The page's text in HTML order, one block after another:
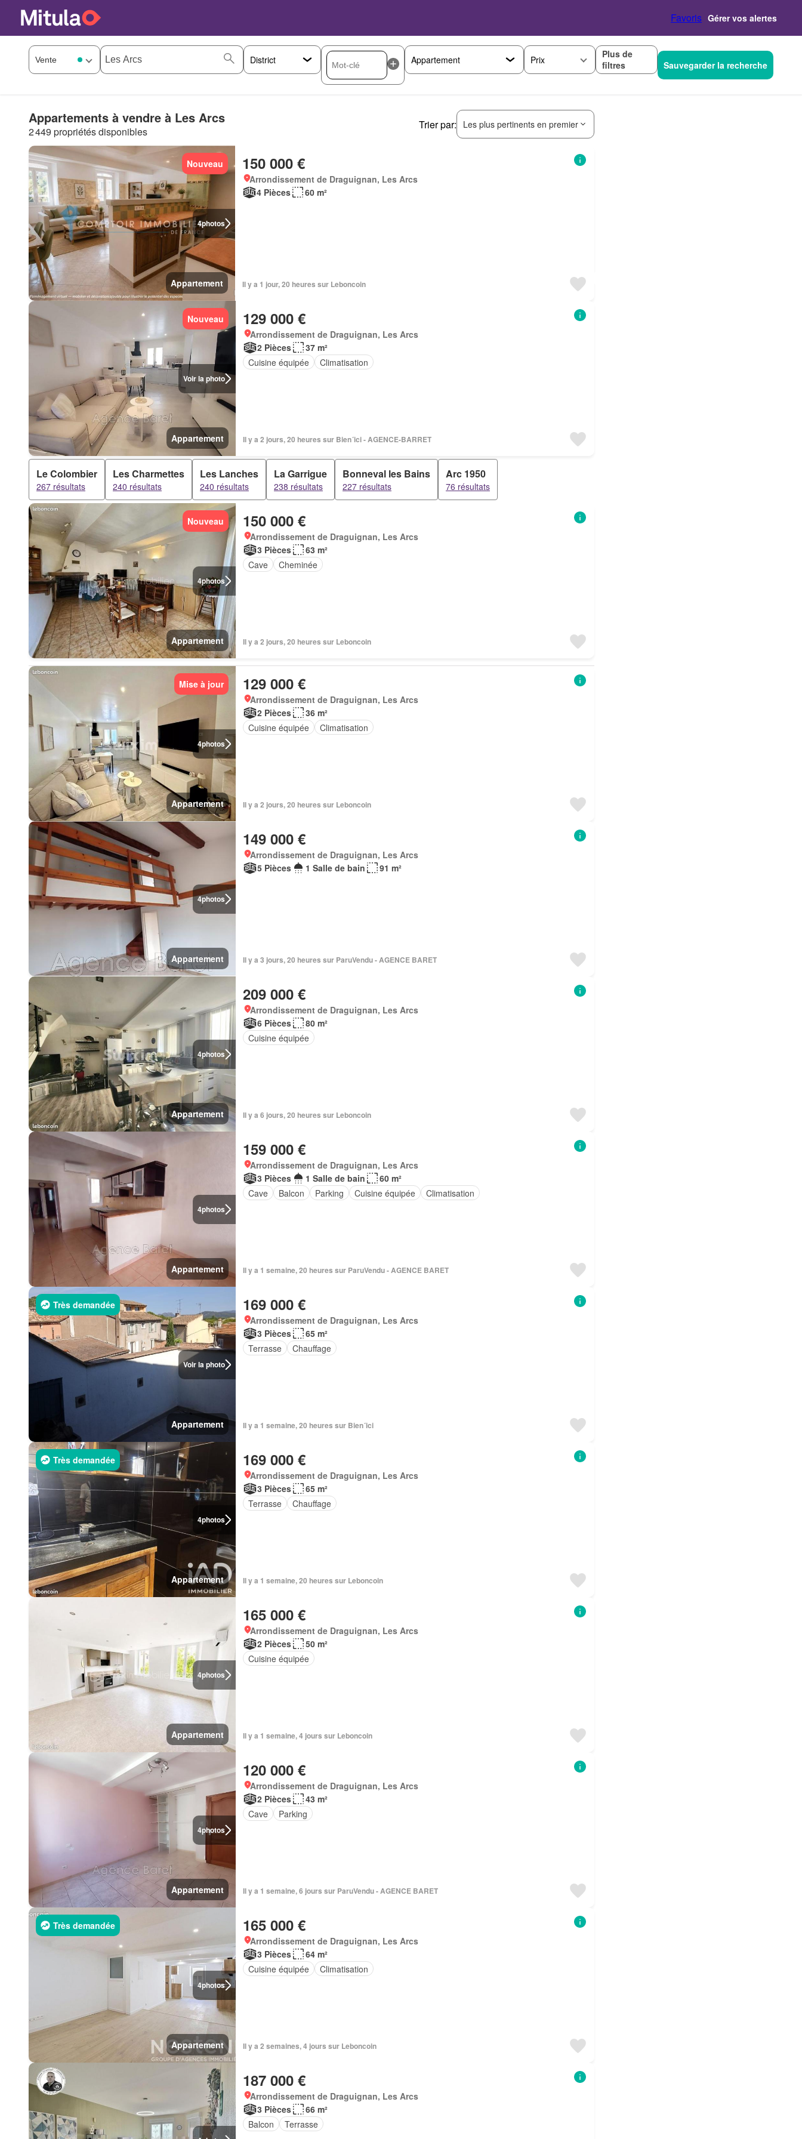
Favoris Gérer vos alertes
Prix
Plus de
filtres
Sauvegarder la recherche
Appartements à vendre à Les Arcs
2 449 propriétés disponibles
Trier par: Les plus pertinents en premier
4photos
Nouveau
Appartement
150 000 €
Arrondissement de Draguignan, Les Arcs
4 Pièces
60 m²
Il y a 1 jour, 20 heures sur Leboncoin
Voir la photo
Nouveau
Appartement
129 000 €
Arrondissement de Draguignan, Les Arcs
2 Pièces
37 m²
Cuisine équipée
Climatisation
Il y a 2 jours, 20 heures sur Bien´ici - AGENCE-BARRET
Le Colombier
267 résultats
Les Charmettes
240 résultats
Les Lanches
240 résultats
La Garrigue
238 résultats
Bonneval les Bains
227 résultats
Arc 1950
76 résultats
4photos
Nouveau
Appartement
150 000 €
Arrondissement de Draguignan, Les Arcs
3 Pièces
63 m²
Cave
Cheminée
Il y a 2 jours, 20 heures sur Leboncoin
4photos
Mise à jour
Appartement
129 000 €
Arrondissement de Draguignan, Les Arcs
2 Pièces
36 m²
Cuisine équipée
Climatisation
Il y a 2 jours, 20 heures sur Leboncoin
4photos
Appartement
149 000 €
Arrondissement de Draguignan, Les Arcs
5 Pièces
1 Salle de bain 91 m²
Il y a 3 jours, 20 heures sur ParuVendu - AGENCE BARET
4photos
Appartement
209 000 €
Arrondissement de Draguignan, Les Arcs
6 Pièces
80 m²
Cuisine équipée
Il y a 6 jours, 20 heures sur Leboncoin
4photos
Appartement
159 000 €
Arrondissement de Draguignan, Les Arcs
3 Pièces
1 Salle de bain
60 m²
Cave
Balcon Parking Cuisine équipée Climatisation
Il y a 1 semaine, 20 heures sur ParuVendu - AGENCE BARET
Voir la photo
Très demandée
Appartement
169 000 €
Arrondissement de Draguignan, Les Arcs
3 Pièces
65 m²
Terrasse
Chauffage
Il y a 1 semaine, 20 heures sur Bien´ici
4photos
Très demandée
Appartement
169 000 €
Arrondissement de Draguignan, Les Arcs
3 Pièces
65 m²
Terrasse
Chauffage
Il y a 1 semaine, 20 heures sur Leboncoin
4photos
Appartement
165 000 €
Arrondissement de Draguignan, Les Arcs
2 Pièces
50 m²
Cuisine équipée
Il y a 1 semaine, 4 jours sur Leboncoin
4photos
Appartement
120 000 €
Arrondissement de Draguignan, Les Arcs
2 Pièces
43 m²
Cave
Parking
Il y a 1 semaine, 6 jours sur ParuVendu - AGENCE BARET
4photos
Très demandée
Appartement
165 000 €
Arrondissement de Draguignan, Les Arcs
3 Pièces
64 m²
Cuisine équipée
Climatisation
Il y a 2 semaines, 4 jours sur Leboncoin
187 000 €
Arrondissement de Draguignan, Les Arcs
3 Pièces
66 m²
Balcon
Terrasse